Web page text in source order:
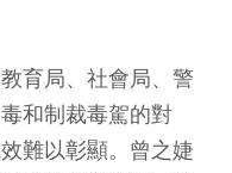
育局、社會局、警
和制裁毒駕的對
難以彰顯。曾之婕